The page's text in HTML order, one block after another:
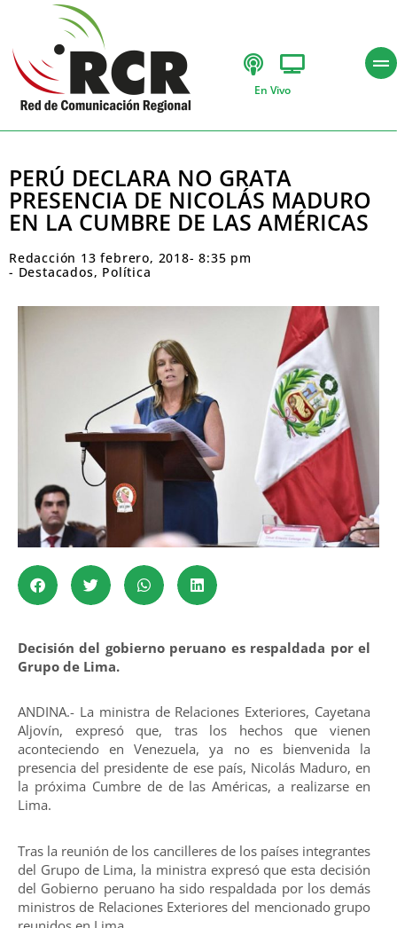
En Vivo
PERÚ DECLARA NO GRATA
PRESENCIA DE NICOLÁS MADURO
EN LA CUMBRE DE LAS AMÉRICAS
Redacción 13 febrero, 2018- 8:35 pm
- Destacados, Política
Decisión del gobierno peruano es respaldada por el
Grupo de Lima.
ANDINA.- La ministra de Relaciones Exteriores, Cayetana
Aljovín, expresó que, tras los hechos que vienen
aconteciendo en Venezuela, ya no es bienvenida la
presencia del presidente de ese país, Nicolás Maduro, en
la próxima Cumbre de de las Américas, a realizarse en
Lima.
Tras la reunión de los cancilleres de los países integrantes
del Grupo de Lima, la ministra expresó que esta decisión
del Gobierno peruano ha sido respaldada por los demás
ministros de Relaciones Exteriores del mencionado grupo